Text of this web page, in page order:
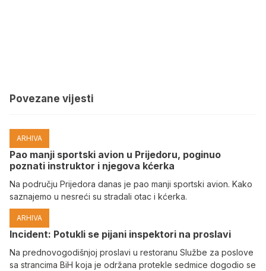
Povezane vijesti
ARHIVA
Pao manji sportski avion u Prijedoru, poginuo
poznati instruktor i njegova kćerka
Na području Prijedora danas je pao manji sportski avion. Kako
saznajemo u nesreći su stradali otac i kćerka.
ARHIVA
Incident: Potukli se pijani inspektori na proslavi
Na prednovogodišnjoj proslavi u restoranu Službe za poslove
sa strancima BiH koja je održana protekle sedmice dogodio se